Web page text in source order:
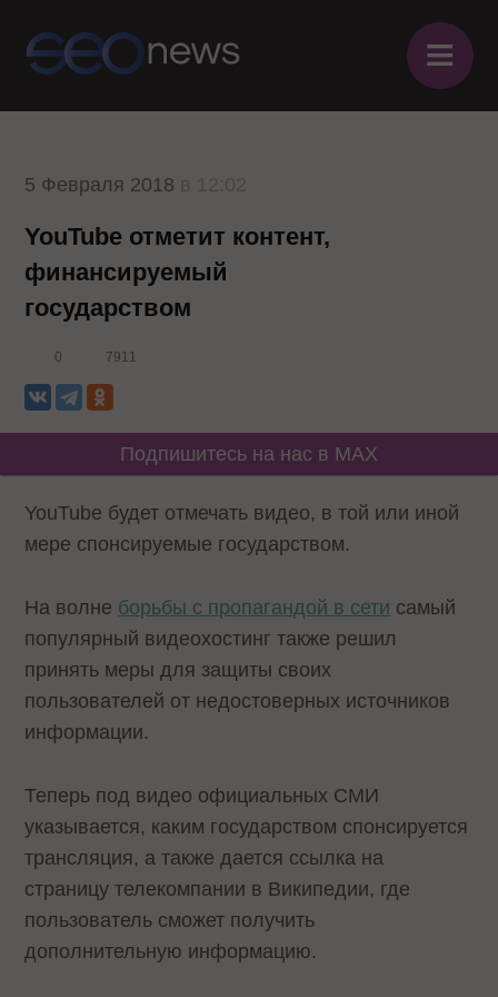
≡
5 Февраля 2018
YouTube отметит контент,
финансируемый
государством
0 7911
Подпишитесь на нас в MAX
YouTube будет отмечать видео, в той или иной
мере спонсируемые государством.
На волне борьбы с пропагандой в сети самый
популярный видеохостинг также решил
принять меры для защиты своих
пользователей от недостоверных источников
информации.
Теперь под видео официальных СМИ
указывается, каким государством спонсируется
трансляция, а также дается ссылка на
страницу телекомпании в Википедии, где
пользователь сможет получить
дополнительную информацию.